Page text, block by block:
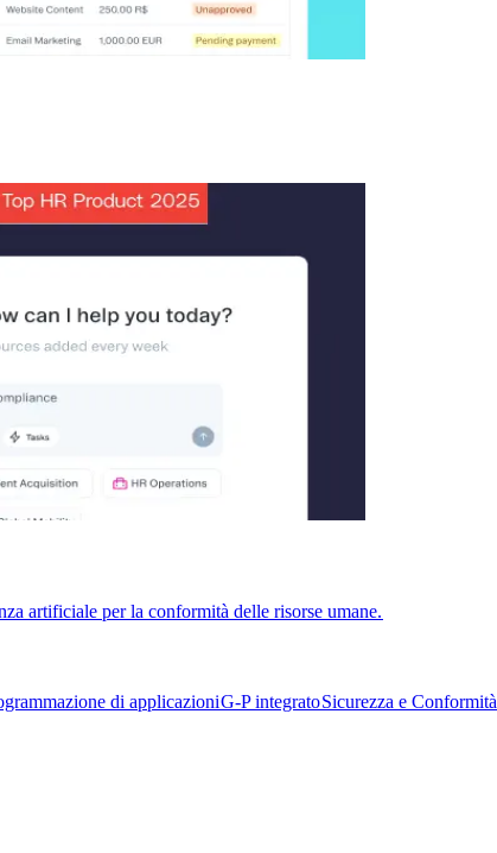
artificiale per la conformità delle risorse umane.​​
di applicazioni​​G-P integrato​​Sicurezza e Conformità​​